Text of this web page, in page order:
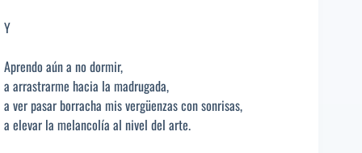
Y
Aprendo aún a no dormir,
a arrastrarme hacia la madrugada,
a ver pasar borracha mis vergüenzas con sonrisas,
a elevar la melancolía al nivel del arte.